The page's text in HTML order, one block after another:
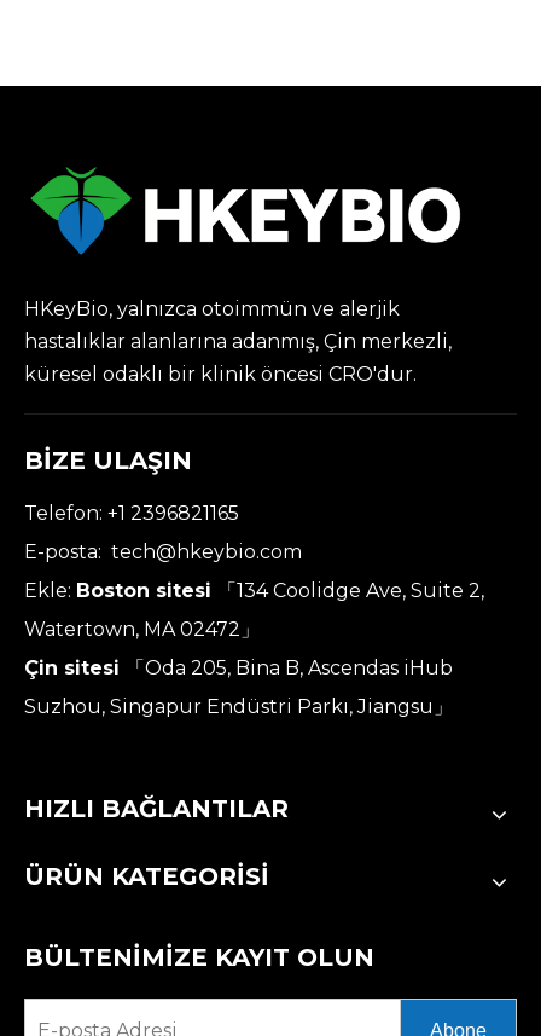
HKeyBio, yalnızca otoimmün ve alerjik
hastalıklar alanlarına adanmış, Çin merkezli,
küresel odaklı bir klinik öncesi CRO'dur.
BİZE ULAŞIN
Telefon: +1 2396821165
E-posta: tech@hkeybio.com
Ekle: Boston sitesi
「134 Coolidge Ave, Suite 2,
Watertown, MA 02472」
Çin sitesi
「Oda 205, Bina B, Ascendas iHub
Suzhou, Singapur Endüstri Parkı, Jiangsu」
HIZLI BAĞLANTILAR
ÜRÜN KATEGORİSİ
BÜLTENİMİZE KAYIT OLUN
Abone